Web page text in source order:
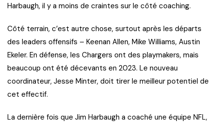
Harbaugh, il y a moins de craintes sur le côté coaching.
Côté terrain, c’est autre chose, surtout après les départs
des leaders offensifs – Keenan Allen, Mike Williams, Austin
Ekeler. En défense, les Chargers ont des playmakers, mais
beaucoup ont été décevants en 2023. Le nouveau
coordinateur, Jesse Minter, doit tirer le meilleur potentiel de
cet effectif.
La dernière fois que Jim Harbaugh a coaché une équipe NFL,